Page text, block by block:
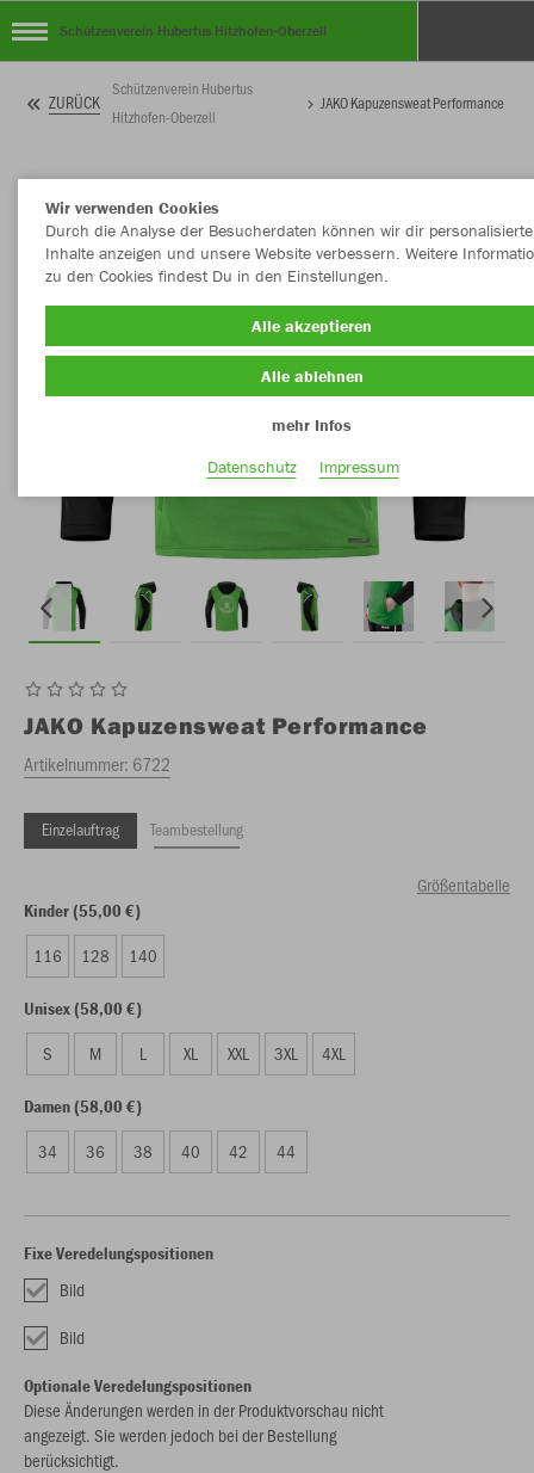
Schützenverein Hubertus Hitzhofen-Oberzell
ZURÜCK
Schützenverein Hubertus
Hitzhofen-Oberzell
JAKO Kapuzensweat Performance
JAKO Kapuzensweat Performance
Artikelnummer: 6722
Einzelauftrag Teambestellung
Größentabelle
Kinder (55,00 €)
116 128 140
Unisex (58,00 €)
S M L XL XXL 3XL 4XL
Damen (58,00 €)
34 36 38 40 42 44
Fixe Veredelungspositionen
Bild
Bild
Optionale Veredelungspositionen
Diese Änderungen werden in der Produktvorschau nicht
angezeigt. Sie werden jedoch bei der Bestellung
berücksichtigt.
Wir verwenden Cookies
Durch die Analyse der Besucherdaten können wir dir personalisierte
Inhalte anzeigen und unsere Website verbessern. Weitere
zu den Cookies findest Du in den Einstellungen.
Alle akzeptieren
Alle ablehnen
mehr Infos
Datenschutz
Impressum